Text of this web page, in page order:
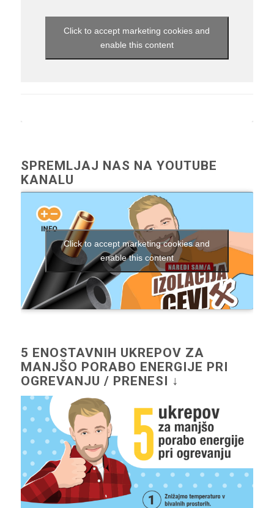
Click to accept marketing cookies and
enable this content
SPREMLJAJ NAS NA YOUTUBE
KANALU
Click to accept marketing cookies and
enable this content
5 ENOSTAVNIH UKREPOV ZA
MANJŠO PORABO ENERGIJE PRI
OGREVANJU / PRENESI ↓